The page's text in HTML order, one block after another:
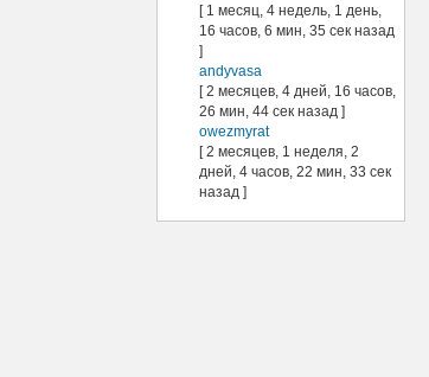
[ 1 месяц, 4 недель, 1 день,
16 часов, 6 мин, 35 сек назад
]
andyvasa
[ 2 месяцев, 4 дней, 16 часов,
26 мин, 44 сек назад ]
owezmyrat
[ 2 месяцев, 1 неделя, 2
дней, 4 часов, 22 мин, 33 сек
назад ]